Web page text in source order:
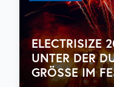
ELECTRISIZE
UNTER DER
GRÖSSE IM